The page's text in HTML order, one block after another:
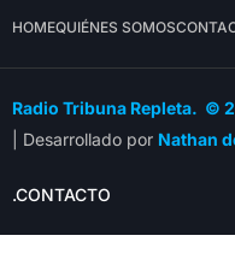
HOMEQUIÉNES SOMOS
Radio Tribuna Repleta. ©
| Desarrollado por Nathan
.CONTACTO